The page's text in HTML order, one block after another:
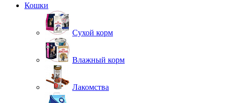
Кошки
Сухой корм
Влажный корм
Лакомства